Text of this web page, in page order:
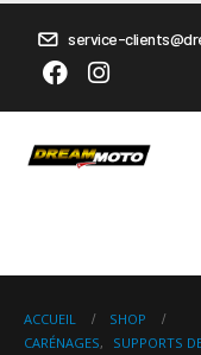
service-
ACCUEIL
SHOP
CARÉNAGES, SUPPORTS